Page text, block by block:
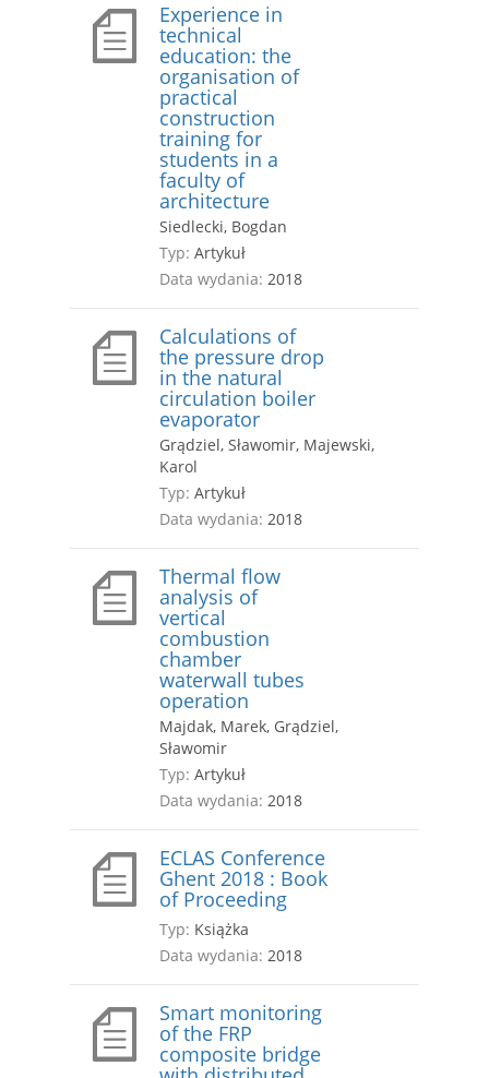
Experience in
technical
education: the
organisation of
practical
construction
training for
students in a
faculty of
architecture
Siedlecki, Bogdan
Typ: Artykuł
Data wydania: 2018
Calculations of
the pressure drop
in the natural
circulation boiler
evaporator
Grądziel, Sławomir, Majewski,
Karol
Typ: Artykuł
Data wydania: 2018
Thermal flow
analysis of
vertical
combustion
chamber
waterwall tubes
operation
Majdak, Marek, Grądziel,
Sławomir
Typ: Artykuł
Data wydania: 2018
ECLAS Conference
Ghent 2018 : Book
of Proceeding
Typ: Książka
Data wydania: 2018
Smart monitoring
of the FRP
composite bridge